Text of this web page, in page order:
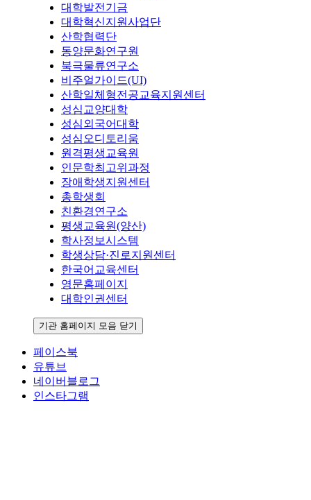
대학발전기금
대학혁신지원사업단
산학협력단
동양문화연구원
북극물류연구소
비주얼가이드(UI)
산학일체형전공교육지원센터
성심교양대학
성심외국어대학
성심오디토리움
원격평생교육원
인문학최고위과정
장애학생지원센터
총학생회
친환경연구소
평생교육원(양산)
학사정보시스템
학생상담·진로지원센터
한국어교육센터
영문홈페이지
대학인권센터
기관 홈페이지 모음 닫기
페이스북
유튜브
네이버블로그
인스타그램